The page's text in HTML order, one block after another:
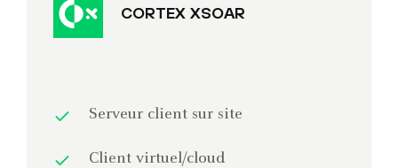
CORTEX XSOAR
Serveur client sur site
Client virtuel/cloud